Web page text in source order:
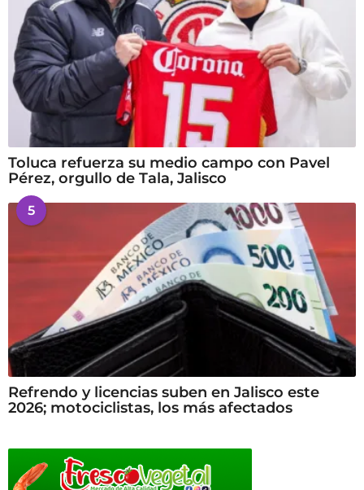
Toluca refuerza su medio campo con Pavel
Pérez, orgullo de Tala, Jalisco
5
Refrendo y licencias suben en Jalisco este
2026; motociclistas, los más afectados